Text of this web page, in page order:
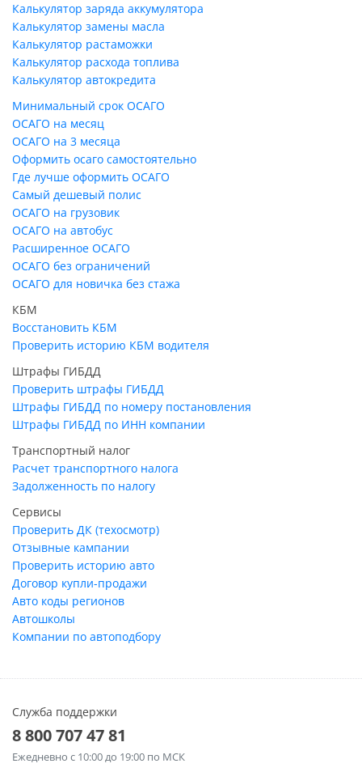
Калькулятор заряда аккумулятора
Калькулятор замены масла
Калькулятор растаможки
Калькулятор расхода топлива
Калькулятор автокредита
Минимальный срок ОСАГО
ОСАГО на месяц
ОСАГО на 3 месяца
Оформить осаго самостоятельно
Где лучше оформить ОСАГО
Самый дешевый полис
ОСАГО на грузовик
ОСАГО на автобус
Расширенное ОСАГО
ОСАГО без ограничений
ОСАГО для новичка без стажа
КБМ
Восстановить КБМ
Проверить историю КБМ водителя
Штрафы ГИБДД
Проверить штрафы ГИБДД
Штрафы ГИБДД по номеру постановления
Штрафы ГИБДД по ИНН компании
Транспортный налог
Расчет транспортного налога
Задолженность по налогу
Сервисы
Проверить ДК (техосмотр)
Отзывные кампании
Проверить историю авто
Договор купли-продажи
Авто коды регионов
Автошколы
Компании по автоподбору
Служба поддержки
8 800 707 47 81
Ежедневно с 10:00 до 19:00 по МСК